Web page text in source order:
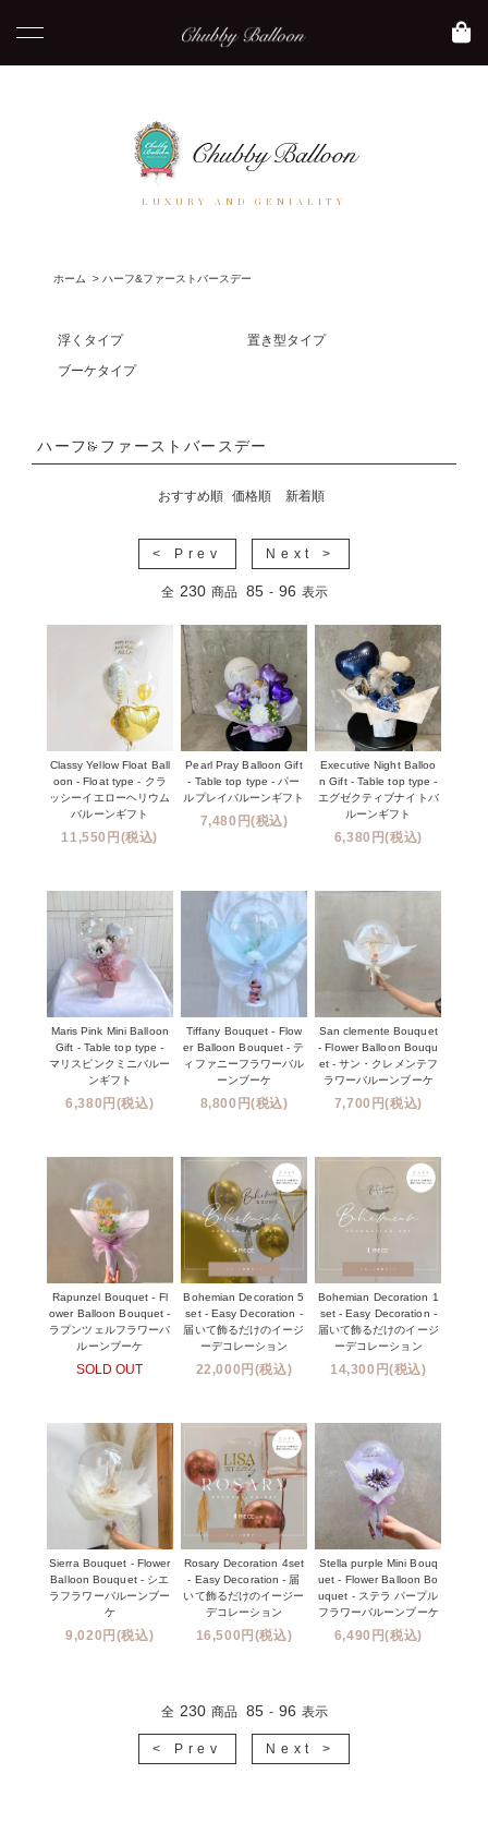
LUXURY AND GENIALITY
ホーム >ハーフ&ファーストバースデー
浮くタイプ
置き型タイプ
ブーケタイプ
ハーフ&ファーストバースデー
おすすめ順 価格順 新着順
< Prev Next >
全 230 商品 85 - 96 表示
Classy Yellow Float Ball
oon - Float type - クラ
ッシーイエローヘリウム
バルーンギフト
11,550円(税込)
Pearl Pray Balloon Gift
- Table top type - パー
ルプレイバルーンギフト
7,480円(税込)
Executive Night Balloo
n Gift - Table top type -
エグゼクティブナイトバ
ルーンギフト
6,380円(税込)
Maris Pink Mini Balloon
Gift - Table top type -
マリスピンクミニバルー
ンギフト
6,380円(税込)
Tiffany Bouquet - Flow
er Balloon Bouquet - テ
ィファニーフラワーバル
ーンブーケ
8,800円(税込)
San clemente Bouquet
- Flower Balloon Bouqu
et - サン・クレメンテフ
ラワーバルーンブーケ
7,700円(税込)
Rapunzel Bouquet - Fl
ower Balloon Bouquet -
ラプンツェルフラワーバ
ルーンブーケ
SOLD OUT
Bohemian Decoration 5
set - Easy Decoration -
届いて飾るだけのイージ
ーデコレーション
22,000円(税込)
Bohemian Decoration 1
set - Easy Decoration -
届いて飾るだけのイージ
ーデコレーション
14,300円(税込)
Sierra Bouquet - Flower
Balloon Bouquet - シエ
ラフラワーバルーンブー
ケ
9,020円(税込)
Rosary Decoration 4set
- Easy Decoration - 届
いて飾るだけのイージー
デコレーション
16,500円(税込)
Stella purple Mini Bouq
uet - Flower Balloon Bo
uquet - ステラ パープル
フラワーバルーンブーケ
6,490円(税込)
全 230 商品 85 - 96 表示
< Prev Next >